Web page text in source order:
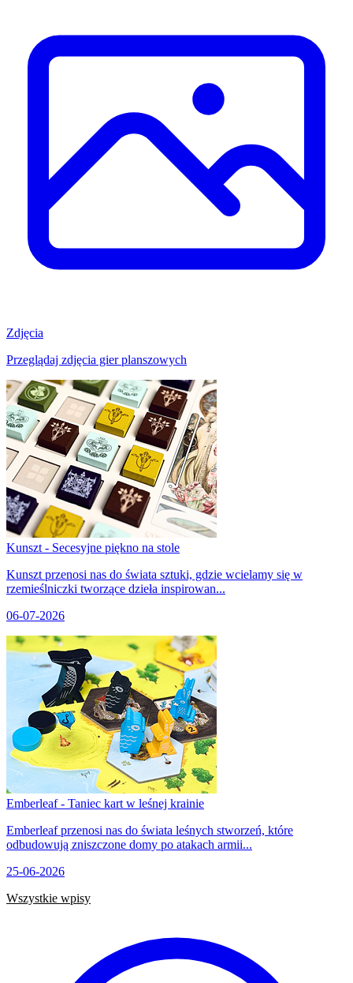
Zdjęcia
Przeglądaj zdjęcia gier planszowych
Kunszt - Secesyjne piękno na stole
Kunszt przenosi nas do świata sztuki, gdzie wcielamy się w
rzemieślniczki tworzące dzieła inspirowan...
06-07-2026
Emberleaf - Taniec kart w leśnej krainie
Emberleaf przenosi nas do świata leśnych stworzeń, które
odbudowują zniszczone domy po atakach armii...
25-06-2026
Wszystkie wpisy